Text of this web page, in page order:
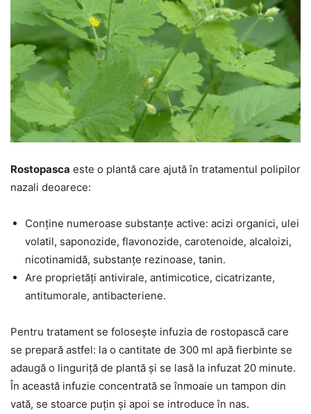
Rostopasca este o plantă care ajută în tratamentul polipilor
nazali deoarece:
Conține numeroase substanțe active: acizi organici, ulei
volatil, saponozide, flavonozide, carotenoide, alcaloizi,
nicotinamidă, substanțe rezinoase, tanin.
Are proprietăți antivirale, antimicotice, cicatrizante,
antitumorale, antibacteriene.
Pentru tratament se folosește infuzia de rostopască care
se prepară astfel: la o cantitate de 300 ml apă fierbinte se
adaugă o linguriță de plantă și se lasă la infuzat 20 minute.
În această infuzie concentrată se înmoaie un tampon din
vată, se stoarce puțin și apoi se introduce în nas.